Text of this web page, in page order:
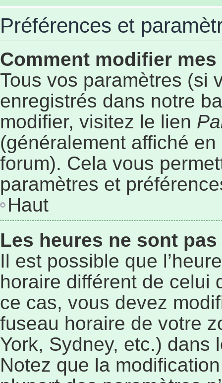
Préférences et
Comment modifier
Tous vos paramètres (si
enregistrés dans notre
modifier, visitez le lien
(généralement affiché
forum). Cela vous
paramètres et
Haut
Les heures ne sont
Il est possible que
horaire différent de celui
ce cas, vous devez
fuseau horaire de votre
York, Sydney, etc.) dans
Notez que la